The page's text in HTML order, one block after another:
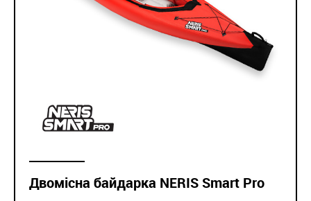
Двомісна байдарка NERIS Smart Pro